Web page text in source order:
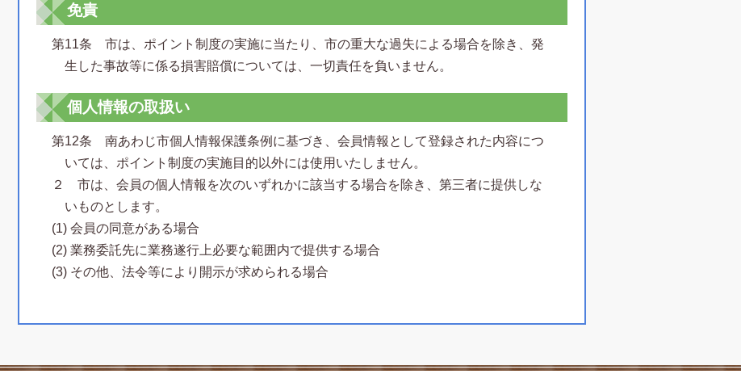
免責
第11条 市は、ポイント制度の実施に当たり、市の重大な過失による場合を除き、発
生した事故等に係る損害賠償については、一切責任を負いません。
個人情報の取扱い
第12条 南あわじ市個人情報保護条例に基づき、会員情報として登録された内容につ
いては、ポイント制度の実施目的以外には使用いたしません。
２ 市は、会員の個人情報を次のいずれかに該当する場合を除き、第三者に提供しな
いものとします。
(1) 会員の同意がある場合
(2) 業務委託先に業務遂行上必要な範囲内で提供する場合
(3) その他、法令等により開示が求められる場合